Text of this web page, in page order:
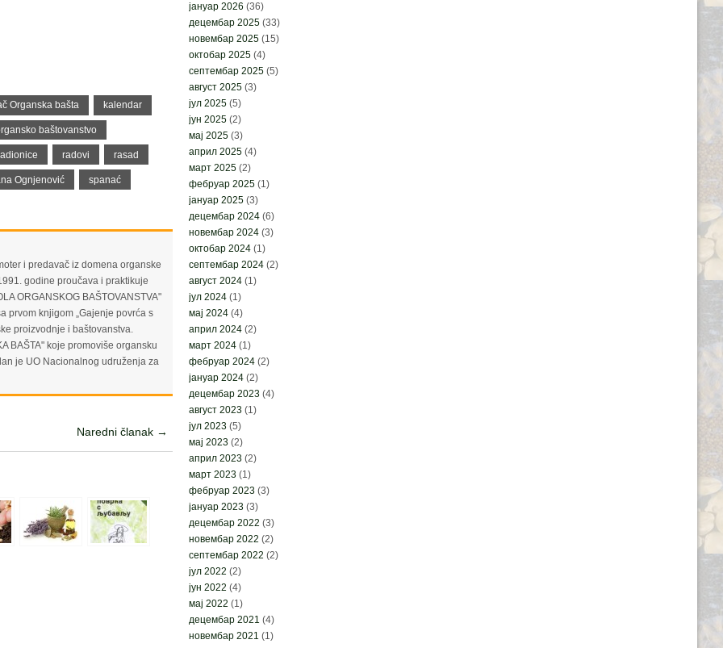
Organska bašta kalendar
baštovanstvo
radovi rasad
Ognjenović spanać
i predavač iz domena organske
godine proučava i praktikuje
ORGANSKOG BAŠTOVANSTVA"
prvom knjigom „Gajenje povrća s
proizvodnje i baštovanstva.
BAŠTA" koje promoviše organsku
je UO Nacionalnog udruženja za
Naredni članak →
јануар 2026 (36)
децембар 2025(33)
новембар 2025(15)
октобар 2025(4)
септембар 2025(5)
август 2025(3)
јул 2025(5)
јун 2025(2)
мај 2025(3)
април 2025(4)
март 2025(2)
фебруар 2025(1)
јануар 2025(3)
децембар 2024(6)
новембар 2024(3)
октобар 2024(1)
септембар 2024(2)
август 2024(1)
јул 2024(1)
мај 2024(4)
април 2024(2)
март 2024(1)
фебруар 2024(2)
јануар 2024(2)
децембар 2023(4)
август 2023(1)
јул 2023(5)
мај 2023(2)
април 2023(2)
март 2023(1)
фебруар 2023(3)
јануар 2023(3)
децембар 2022 (3)
новембар 2022 (2)
септембар 2022 (2)
јул 2022 (2)
јун 2022 (4)
мај 2022 (1)
децембар 2021 (4)
новембар 2021 (1)